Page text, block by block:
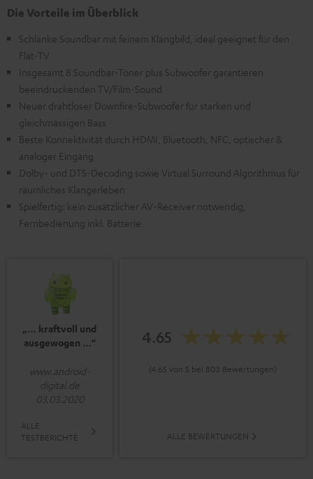
Die Vorteile im Überblick
Schlanke Soundbar mit feinem Klangbild, ideal geeignet für den
Flat-TV
Insgesamt 8 Soundbar-Töner plus Subwoofer garantieren
beeindruckenden TV/Film-Sound
Neuer drahtloser Downfire-Subwoofer für starken und
gleichmässigen Bass
Beste Konnektivität durch HDMI, Bluetooth, NFC, optischer &
analoger Eingang
Dolby- und DTS-Decoding sowie Virtual Surround Algorithmus für
räumliches Klangerleben
Spielfertig: kein zusätzlicher AV-Receiver notwendig,
Fernbedienung inkl. Batterie
„… kraftvoll und
ausgewogen …“
www.android-
digital.de
03.03.2020
ALLE
TESTBERICHTE
4.65
(4.65 von 5 bei 803 Bewertungen)
ALLE BEWERTUNGEN